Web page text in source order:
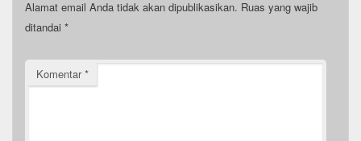
o
o
k
Alamat email Anda tidak akan dipublikasikan. Ruas yang wajib
ditandai *
Komentar*